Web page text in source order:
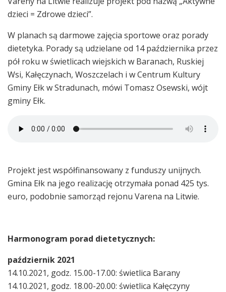
dzieci = Zdrowe dzieci”.
W planach są darmowe zajęcia sportowe oraz porady
dietetyka. Porady są udzielane od 14 października przez
pół roku w świetlicach wiejskich w Baranach, Ruskiej
Wsi, Kałęczynach, Woszczelach i w Centrum Kultury
Gminy Ełk w Stradunach, mówi Tomasz Osewski, wójt
gminy Ełk.
Projekt jest współfinansowany z funduszy unijnych.
Gmina Ełk na jego realizację otrzymała ponad 425 tys.
euro, podobnie samorząd rejonu Varena na Litwie.
Harmonogram porad dietetycznych:
październik 2021
14.10.2021, godz. 15.00-17.00: świetlica Barany
14.10.2021, godz. 18.00-20.00: świetlica Kałęczyny